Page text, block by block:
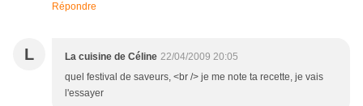
Répondre
L La cuisine de Céline 22/04/2009 20:05
quel festival de saveurs, <br /> je me note ta recette, je vais
l'essayer